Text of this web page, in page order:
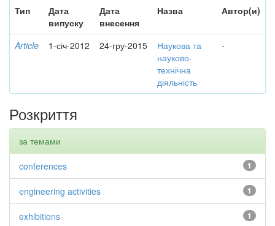
Тип
Дата
випуску
Дата
внесення
Назва Автор(и)
Article 1-січ-2012 24-гру-2015
Наукова та
науково-
технічна
діяльність
-
Розкриття
за темами
1
conferences
1
engineering activities
1
exhibitions